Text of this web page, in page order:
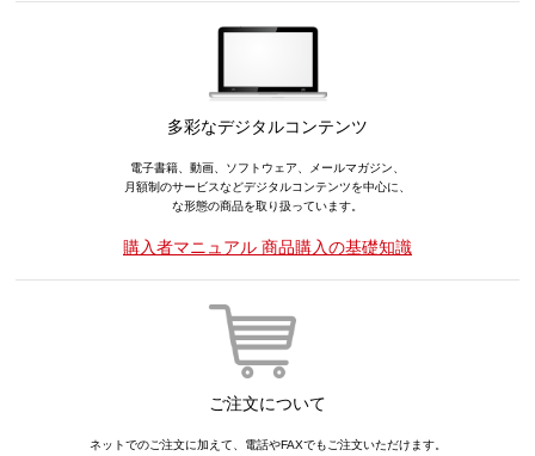
多彩なデジタルコンテンツ
電子書籍、動画、ソフトウェア、メールマガジン、
月額制のサービスなどデジタルコンテンツを中心に、
な形態の商品を取り扱っています。
購入者マニュアル 商品購入の基礎知識
ご注文について
ネットでのご注文に加えて、電話やFAXでもご注文いただけます。